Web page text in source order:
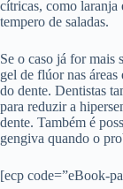
cítricas, como laranja
tempero de saladas.
Se o caso já for mais
gel de flúor nas
do dente. Dentistas
para reduzir a
dente. Também é
gengiva quando o
[ecp code=”eBook-